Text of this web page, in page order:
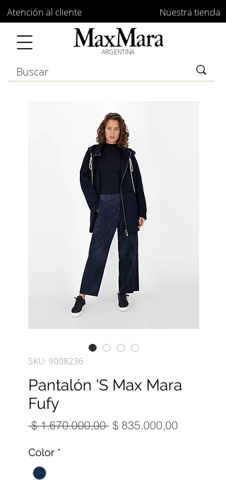
Atención al cliente Nuestra tienda
ARGENTINA
SKU: 9008236
Pantalón 'S Max Mara
Fufy
$ 1.670.000,00 Precio
$ 835.000,00Precio
Color *